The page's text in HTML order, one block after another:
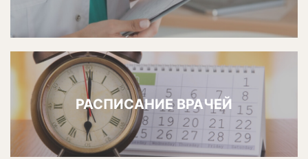
РАСПИСАНИЕ ВРАЧЕЙ